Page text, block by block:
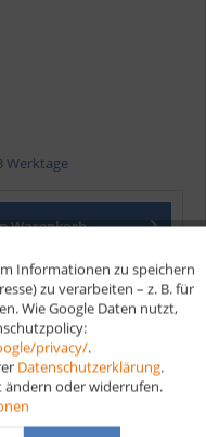
Werktage
Warenkorb
Aktiv
Aktiv
Informationen zu speichern
zu verarbeiten – z. B. für
Wie Google Daten nutzt,
privacy/.
Datenschutzerklärung.
ändern oder widerrufen.